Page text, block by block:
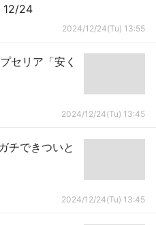
12/24
2024/12/24(Tu) 13:55
セリア「安く
2024/12/24(Tu) 13:45
チできついと
2024/12/24(Tu) 13:45